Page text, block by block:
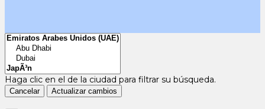
Haga clic en el de la ciudad para filtrar su búsqueda.
Cancelar Actualizar cambios